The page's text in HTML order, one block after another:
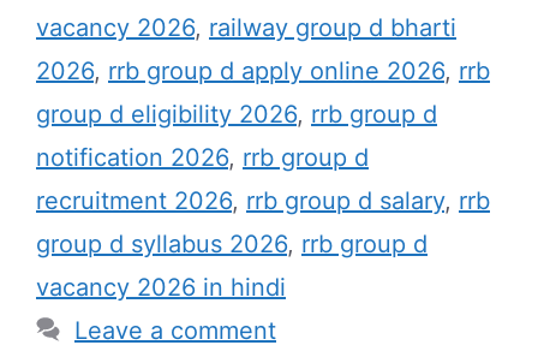
vacancy 2026, railway group d bharti
2026, rrb group d apply online 2026, rrb
group d eligibility 2026, rrb group d
notification 2026, rrb group d
recruitment 2026, rrb group d salary, rrb
group d syllabus 2026, rrb group d
vacancy 2026 in hindi
Leave a comment